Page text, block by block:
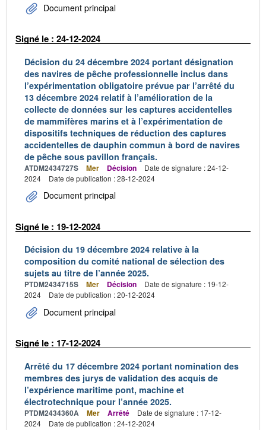
Document principal
Signé le : 24-12-2024
Décision du 24 décembre 2024 portant désignation
des navires de pêche professionnelle inclus dans
l’expérimentation obligatoire prévue par l’arrêté du
13 décembre 2024 relatif à l’amélioration de la
collecte de données sur les captures accidentelles
de mammifères marins et à l’expérimentation de
dispositifs techniques de réduction des captures
accidentelles de dauphin commun à bord de navires
de pêche sous pavillon français.
ATDM2434727S Mer Décision
Date de signature : 24-12-
2024
Date de publication : 28-12-2024
Document principal
Signé le : 19-12-2024
Décision du 19 décembre 2024 relative à la
composition du comité national de sélection des
sujets au titre de l’année 2025.
PTDM2434715S Mer Décision
Date de signature : 19-12-
2024
Date de publication : 20-12-2024
Document principal
Signé le : 17-12-2024
Arrêté du 17 décembre 2024 portant nomination des
membres des jurys de validation des acquis de
l’expérience maritime pont, machine et
électrotechnique pour l’année 2025.
PTDM2434360A Mer Arrêté
Date de signature : 17-12-
2024
Date de publication : 24-12-2024